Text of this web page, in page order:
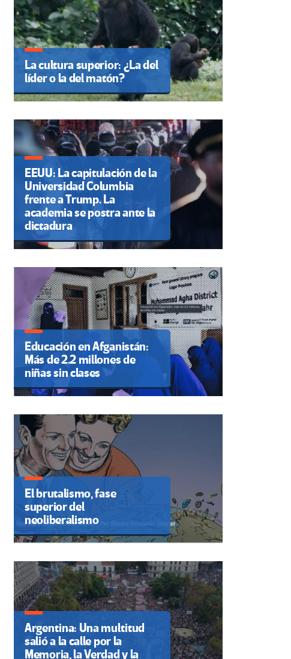
La cultura superior: ¿La del
líder o la del matón?
EEUU: La capitulación de la
Universidad Columbia
frente a Trump. La
academia se postra ante la
dictadura
Educación en Afganistán:
Más de 2.2 millones de
niñas sin clases
El brutalismo, fase
superior del
neoliberalismo
Argentina: Una multitud
salió a la calle por la
Memoria, la Verdad y la